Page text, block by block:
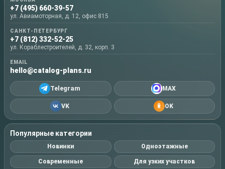
+7 (495) 660-39-57
ул. Авиамоторная, д. 12, офис 815
САНКТ-ПЕТЕРБУРГ
+7 (812) 332-52-25
ул. Кораблестроителей, д. 32, корп. 3
EMAIL
hello@catalog-plans.ru
Telegram MAX
VK OK
Популярные категории
Новинки Одноэтажные
Современные Для узких участков